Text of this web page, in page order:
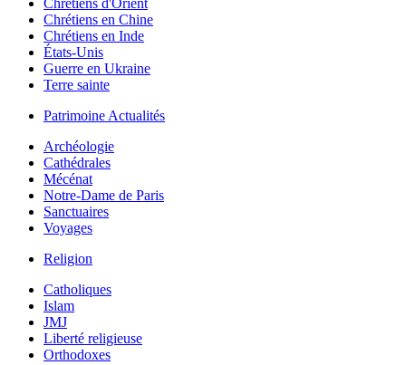
Chrétiens d'Orient
Chrétiens en Chine
Chrétiens en Inde
États-Unis
Guerre en Ukraine
Terre sainte
Patrimoine Actualités
Archéologie
Cathédrales
Mécénat
Notre-Dame de Paris
Sanctuaires
Voyages
Religion
Catholiques
Islam
JMJ
Liberté religieuse
Orthodoxes